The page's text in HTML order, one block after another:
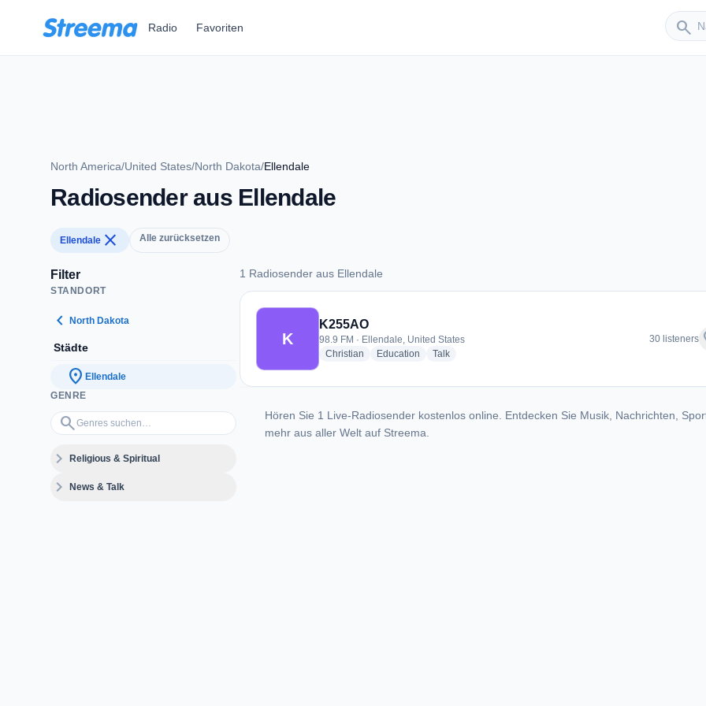
Radio Favoriten search
Sender
North America/United States/North Dakota/Ellendale
Radiosender aus Ellendale
Ellendale close Alle zurücksetzen
Filter
STANDORT
chevron_left North Dakota
Städte
location_on Ellendale
GENRE
search
Genres suchen…
expand_moreReligious & Spiritual
expand_moreNews & Talk
1 Radiosender aus Ellendale
1 Radiosender aus Ellendale
K
K255AO
98.9 FM · Ellendale, United States
Christian radio stations
Education radio stations
Talkradio stations
30 listeners
Hören Sie 1 Live-Radiosender kostenlos online. Entdecken Sie Musik, Nachrichten,
mehr aus aller Welt auf Streema.